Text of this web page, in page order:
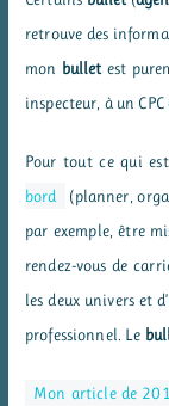
retrouve des
mon bullet est
inspecteur, à un CPC
Pour tout ce qui
bord
(planner,
par exemple, être
rendez-vous de
les deux univers et
professionnel. Le
Mon article de